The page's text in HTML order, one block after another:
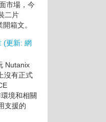
市場，今
二片
箱文。
(更新: 網
Nutanix
沒有正式
境和相關
支援的